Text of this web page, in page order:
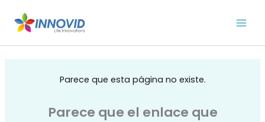
Parece que esta página no existe.
Parece que el enlace que